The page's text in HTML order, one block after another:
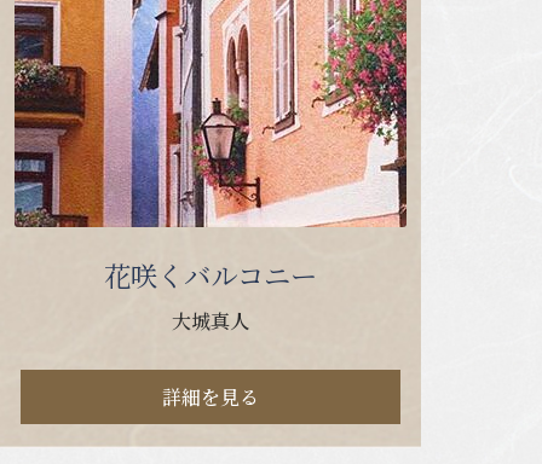
花咲くバルコニー
大城真人
詳細を見る